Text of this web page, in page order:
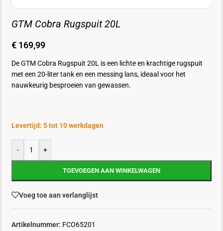
GTM Cobra Rugspuit 20L
€ 169,99
De GTM Cobra Rugspuit 20L is een lichte en krachtige rugspuit
met een 20-liter tank en een messing lans, ideaal voor het
nauwkeurig besproeien van gewassen.
Levertijd: 5 tot 10 werkdagen
- +
TOEVOEGEN AAN WINKELWAGEN
Voeg toe aan verlanglijst
Artikelnummer: FCO65201